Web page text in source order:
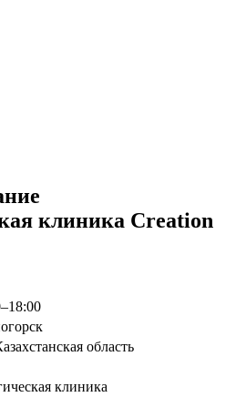
клиника Creation
область
клиника